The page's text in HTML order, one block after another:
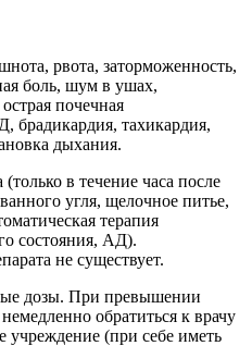
рвота, заторможенность,
боль, шум в ушах,
почечная
брадикардия, тахикардия,
дыхания.
в течение часа после
угля, щелочное питье,
терапия
состояния, АД).
не существует.
дозы. При превышении
обратиться к врачу
(при себе иметь